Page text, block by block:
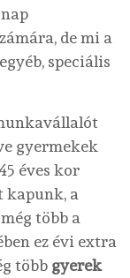
de mi a
speciális
gyermekek
éves kor
kapunk, a
több a
ez évi extra
több gyerek